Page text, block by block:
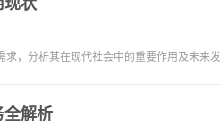
，分析其在现代社会中的重要作用及未来
全解析